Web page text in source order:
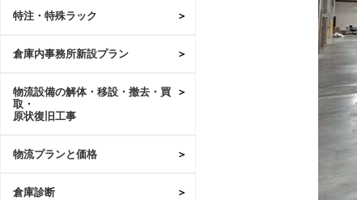
特注・特殊ラック
倉庫内事務所新設プラン
物流設備の解体・移設・撤去・買
取・
原状復旧工事
物流プランと価格
倉庫診断